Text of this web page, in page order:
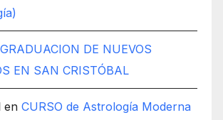
GRADUACION DE NUEVOS
EN SAN CRISTÓBAL
en CURSO de Astrología Moderna